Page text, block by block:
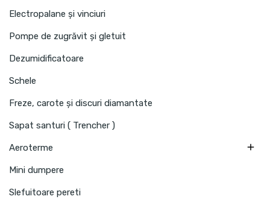
Electropalane și vinciuri
Pompe de zugrăvit și gletuit
Dezumidificatoare
Schele
Freze, carote și discuri diamantate
Sapat santuri ( Trencher )
Aeroterme 
Mini dumpere
Slefuitoare pereti